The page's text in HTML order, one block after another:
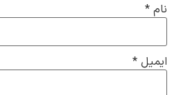
نام *
ایمیل *